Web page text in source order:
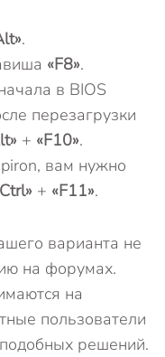
.
«F8».
в BIOS
перезагрузки
+ «F10».
вам нужно
+ «F11».
варианта не
на форумах.
на
пользователи
решений.